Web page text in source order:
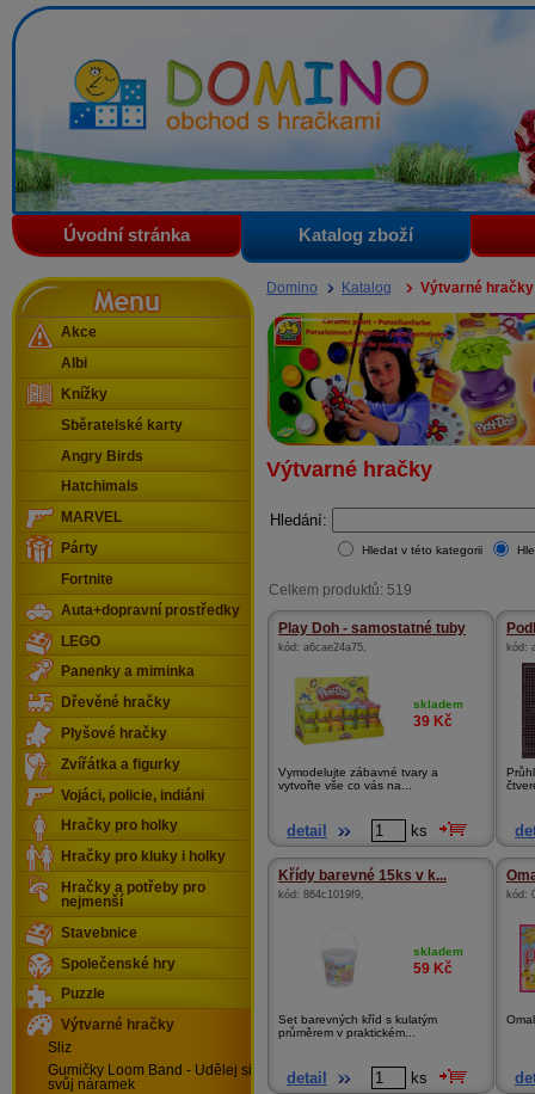
Domino - obchod s hračkami
Úvodní stránka Katalog zboží
Domino Katalog Výtvarné hračky
Výtvarné hračky
Hledání:
Hledat v této kategorii
Celkem produktů: 519
Play Doh - samostatné tuby
kód: a6cae24a75,
skladem
39 Kč
Vymodelujte zábavné tvary a
vytvořte vše co vás na...
detail ks
kód:
Křídy barevné 15ks v k...
kód: 864c1019f9,
skladem
59 Kč
Set barevných kříd s kulatým
průměrem v praktickém...
detail ks
kód:
Menu
Akce
Albi
Knížky
Sběratelské karty
Angry Birds
Hatchimals
MARVEL
Párty
Fortnite
Auta+dopravní prostředky
LEGO
Panenky a miminka
Dřevěné hračky
Plyšové hračky
Zvířátka a figurky
Vojáci, policie, indiáni
Hračky pro holky
Hračky pro kluky i holky
Hračky a potřeby pro
nejmenší
Stavebnice
Společenské hry
Puzzle
Výtvarné hračky
Sliz
Gumičky Loom Band - Udělej si
svůj náramek